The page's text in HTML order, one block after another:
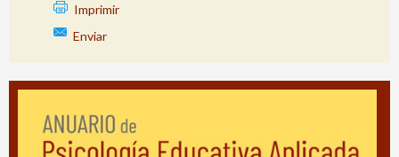
Imprimir
Enviar